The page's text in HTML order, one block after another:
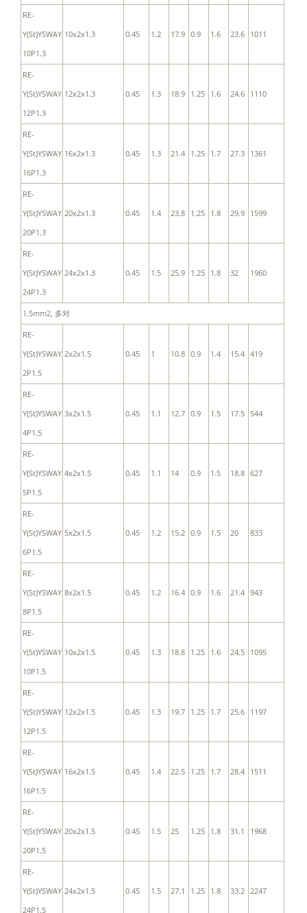
RE-
Y(St)YSWAY
10P1.3
10x2x1.3 0.45 1.2 17.9 0.9 1.6 23.6 1011
RE-
Y(St)YSWAY
12P1.3
12x2x1.3 0.45 1.3 18.9 1.25 1.6 24.6 1110
RE-
Y(St)YSWAY
16P1.3
16x2x1.3 0.45 1.3 21.4 1.25 1.7 27.3 1361
RE-
Y(St)YSWAY
20P1.3
20x2x1.3 0.45 1.4 23.8 1.25 1.8 29.9 1599
RE-
Y(St)YSWAY
24P1.3
24x2x1.3 0.45 1.5 25.9 1.25 1.8 32 1960
1.5mm2, 多对
RE-
Y(St)YSWAY
2P1.5
2x2x1.5 0.45 1 10.8 0.9 1.4 15.4 419
RE-
Y(St)YSWAY
4P1.5
3x2x1.5 0.45 1.1 12.7 0.9 1.5 17.5 544
RE-
Y(St)YSWAY
5P1.5
4x2x1.5 0.45 1.1 14 0.9 1.5 18.8 627
RE-
Y(St)YSWAY
6P1.5
5x2x1.5 0.45 1.2 15.2 0.9 1.5 20 833
RE-
Y(St)YSWAY
8P1.5
8x2x1.5 0.45 1.2 16.4 0.9 1.6 21.4 943
RE-
Y(St)YSWAY
10P1.5
10x2x1.5 0.45 1.3 18.8 1.25 1.6 24.5 1095
RE-
Y(St)YSWAY
12P1.5
12x2x1.5 0.45 1.3 19.7 1.25 1.7 25.6 1197
RE-
Y(St)YSWAY
16P1.5
16x2x1.5 0.45 1.4 22.5 1.25 1.7 28.4 1511
RE-
Y(St)YSWAY
20P1.5
20x2x1.5 0.45 1.5 25 1.25 1.8 31.1 1968
RE-
Y(St)YSWAY
24P1.5
24x2x1.5 0.45 1.5 27.1 1.25 1.8 33.2 2247